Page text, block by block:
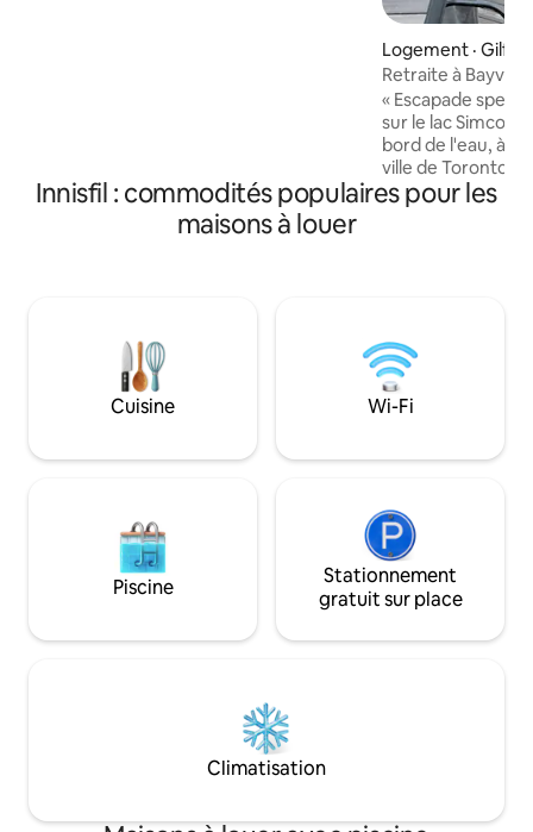
grand foyer extérieur. Également à
proximité : restaurants et
divertissements. Centre de villégiature
Logement ·
Retraite à
2 salles de bain
« Escapade
sur le lac Simcoe » Charmante maison au
bord de l'eau, à
ville de Toronto. Bienvenue dans la
tranquillité et la
de soleil à
terrasse arrière,
sur l'eau et la
pour enfants.
lit King Size et
Innisfil : commodités populaires pour les
maisons à louer
Cuisine Wi-Fi
Piscine
Stationnement
gratuit sur place
Climatisation